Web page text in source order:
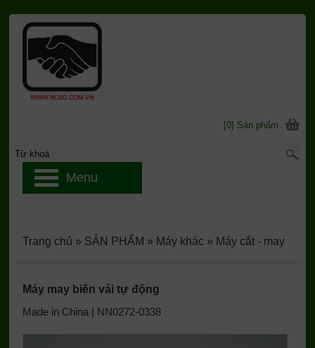
Máy may biên vải tự động
Made in China | NN0272-0338
Trang chủ » SẢN PHẨM » Máy khác » Máy cắt - may
[0] Sản phẩm
Menu